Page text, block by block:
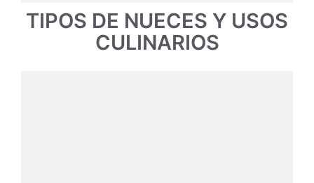
TIPOS DE NUECES Y USOS
CULINARIOS